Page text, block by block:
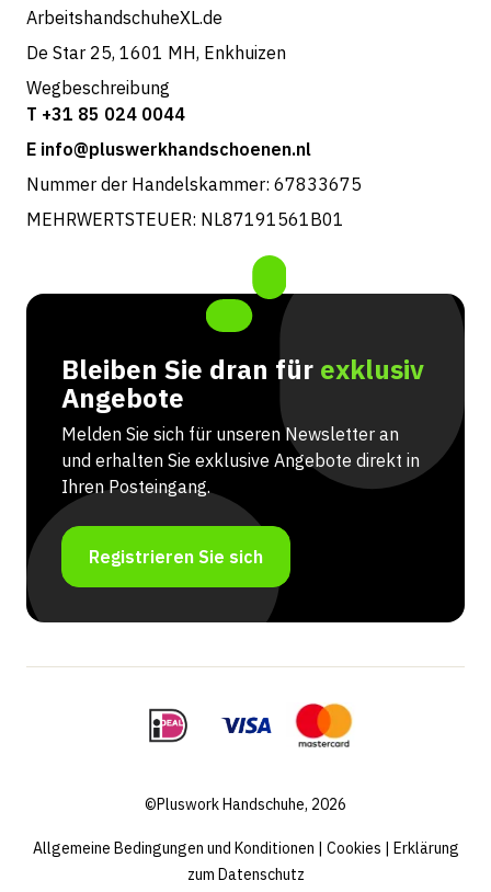
ArbeitshandschuheXL.de
De Star 25, 1601 MH, Enkhuizen
Wegbeschreibung
T +31 85 024 0044
E info@pluswerkhandschoenen.nl
Nummer der Handelskammer: 67833675
MEHRWERTSTEUER: NL87191561B01
Bleiben Sie dran für exklusiv
Angebote
Melden Sie sich für unseren Newsletter an
und erhalten Sie exklusive Angebote direkt in
Ihren Posteingang.
Registrieren Sie sich
©Pluswork Handschuhe, 2026
Allgemeine Bedingungen und Konditionen | Cookies | Erklärung
zum Datenschutz